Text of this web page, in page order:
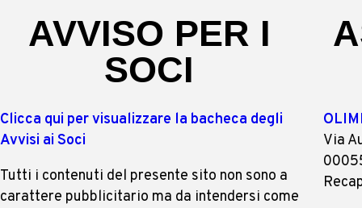
blank
AVVISO PER I
SOCI
Clicca qui per visualizzare la bacheca degli
Avvisi ai Soci
Tutti i contenuti del presente sito non sono a
carattere pubblicitario ma da intendersi come
Via